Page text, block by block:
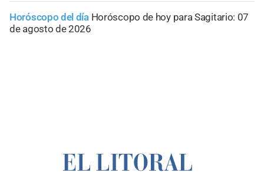
Horóscopo del día Horóscopo de hoy para Sagitario: 07
de agosto de 2026